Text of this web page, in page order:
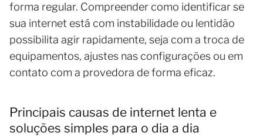
forma regular. Compreender como identificar se
sua internet está com instabilidade ou lentidão
possibilita agir rapidamente, seja com a troca de
equipamentos, ajustes nas configurações ou em
contato com a provedora de forma eficaz.
Principais causas de internet lenta e
soluções simples para o dia a dia